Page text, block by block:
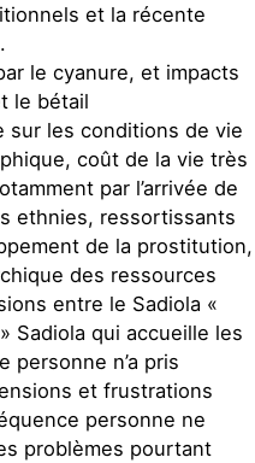
et la récente
le cyanure, et impacts
le bétail
sur les conditions de vie
coût de la vie très
par l’arrivée de
ethnies, ressortissants
de la prostitution,
des ressources
entre le Sadiola «
Sadiola qui accueille les
personne n’a pris
et frustrations
personne ne
problèmes pourtant